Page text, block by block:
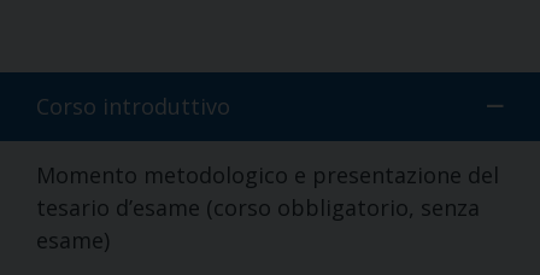
Corso introduttivo
Momento metodologico e presentazione del
tesario d’esame (corso obbligatorio, senza
esame)